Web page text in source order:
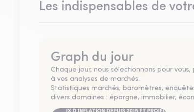
Les indispensables de
Graph du jour
Chaque jour, nous sélectionnons pour
à vos analyses de marchés.
Statistiques marchés, baromètres,
divers domaines : épargne, immobilier,